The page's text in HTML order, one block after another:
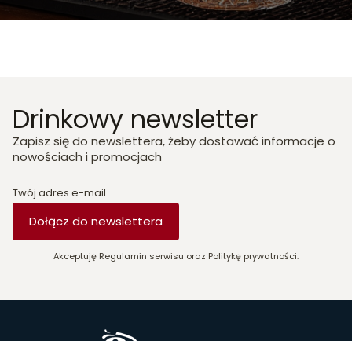
Drinkowy newsletter
Zapisz się do newslettera, żeby dostawać informacje o
nowościach i promocjach
Twój adres e-mail
Dołącz do newslettera
Akceptuję Regulamin serwisu oraz Politykę prywatności.